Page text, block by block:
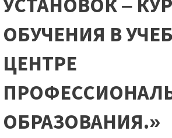
УСТАНОВОК –
ОБУЧЕНИЯ В
ЦЕНТРЕ
ОБРАЗОВАНИЯ.»